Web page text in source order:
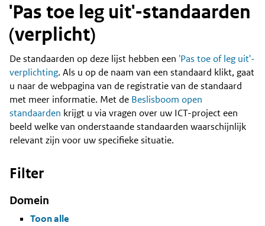
'Pas toe leg uit'-standaarden
(verplicht)
Content
De standaarden op deze lijst hebben een 'Pas toe of leg uit'-
verplichting. Als u op de naam van een standaard klikt, gaat
u naar de webpagina van de registratie van de standaard
met meer informatie. Met de Beslisboom open
standaarden krijgt u via vragen over uw ICT-project een
beeld welke van onderstaande standaarden waarschijnlijk
relevant zijn voor uw specifieke situatie.
Filter
Domein
Toon alle